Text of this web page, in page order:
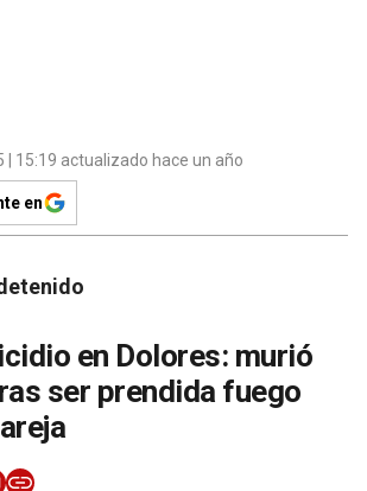
| 15:19 actualizado hace un año
en
en Dolores: murió
ser prendida fuego